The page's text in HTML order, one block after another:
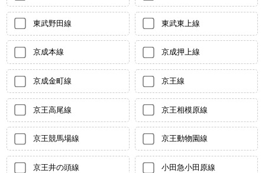
東武野田線 東武東上線
京成本線 京成押上線
京成金町線 京王線
京王高尾線 京王相模原線
京王競馬場線 京王動物園線
京王井の頭線 小田急小田原線